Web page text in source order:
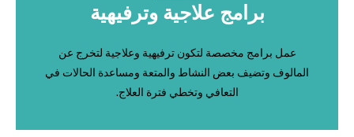
برامج علاجية وترفيهية
عمل برامج مخصصة لتكون ترفيهية وعلاجية لتخرج عن
المالوف وتضيف بعض النشاط والمتعة ومساعدة الحالات في
التعافي وتخطي فترة العلاج.